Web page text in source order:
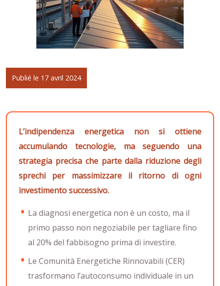
Publié le 17 avril 2024
L’indipendenza energetica non si ottiene
accumulando tecnologie, ma seguendo una
strategia precisa che parte dalla riduzione degli
sprechi per massimizzare il ritorno di ogni
investimento successivo.
La diagnosi energetica non è un costo, ma il
primo passo non negoziabile per tagliare fino
al 20% del fabbisogno prima di investire.
Le Comunità Energetiche Rinnovabili (CER)
trasformano l’autoconsumo individuale in un